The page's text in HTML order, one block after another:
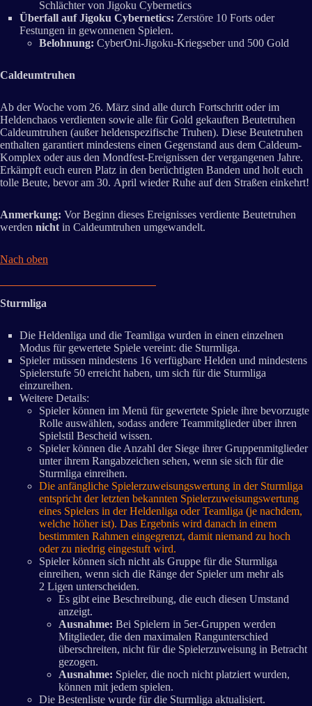
Schlächter von Jigoku Cybernetics
Überfall auf Jigoku Cybernetics: Zerstöre 10 Forts oder
Festungen in gewonnenen Spielen.
Belohnung: CyberOni-Jigoku-Kriegseber und 500 Gold
Caldeumtruhen
Ab der Woche vom 26. März sind alle durch Fortschritt oder im
Heldenchaos verdienten sowie alle für Gold gekauften Beutetruhen
Caldeumtruhen (außer heldenspezifische Truhen). Diese Beutetruhen
enthalten garantiert mindestens einen Gegenstand aus dem Caldeum-
Komplex oder aus den Mondfest-Ereignissen der vergangenen Jahre.
Erkämpft euch euren Platz in den berüchtigten Banden und holt euch
tolle Beute, bevor am 30. April wieder Ruhe auf den Straßen einkehrt!
Anmerkung: Vor Beginn dieses Ereignisses verdiente Beutetruhen
werden nicht in Caldeumtruhen umgewandelt.
Nach oben
Sturmliga
Die Heldenliga und die Teamliga wurden in einen einzelnen
Modus für gewertete Spiele vereint: die Sturmliga.
Spieler müssen mindestens 16 verfügbare Helden und mindestens
Spielerstufe 50 erreicht haben, um sich für die Sturmliga
einzureihen.
Weitere Details:
Spieler können im Menü für gewertete Spiele ihre bevorzugte
Rolle auswählen, sodass andere Teammitglieder über ihren
Spielstil Bescheid wissen.
Spieler können die Anzahl der Siege ihrer Gruppenmitglieder
unter ihrem Rangabzeichen sehen, wenn sie sich für die
Sturmliga einreihen.
Die anfängliche Spielerzuweisungswertung in der Sturmliga
entspricht der letzten bekannten Spielerzuweisungswertung
eines Spielers in der Heldenliga oder Teamliga (je nachdem,
welche höher ist). Das Ergebnis wird danach in einem
bestimmten Rahmen eingegrenzt, damit niemand zu hoch
oder zu niedrig eingestuft wird.
Spieler können sich nicht als Gruppe für die Sturmliga
einreihen, wenn sich die Ränge der Spieler um mehr als
2 Ligen unterscheiden.
Es gibt eine Beschreibung, die euch diesen Umstand
anzeigt.
Ausnahme: Bei Spielern in 5er-Gruppen werden
Mitglieder, die den maximalen Rangunterschied
überschreiten, nicht für die Spielerzuweisung in Betracht
gezogen.
Ausnahme: Spieler, die noch nicht platziert wurden,
können mit jedem spielen.
Die Bestenliste wurde für die Sturmliga aktualisiert.